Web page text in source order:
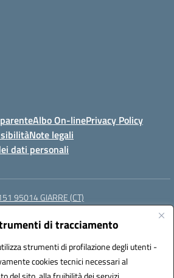
di tracciamento
strumenti di profilazione degli utenti -
cookies tecnici necessari al
Albo On-linePrivacy Policy
Note legali
dati personali
95014 GIARRE (CT)
(PEC):ctmm151004@pec.istruzione.it
Amministrazioni (IPA): cpiacd